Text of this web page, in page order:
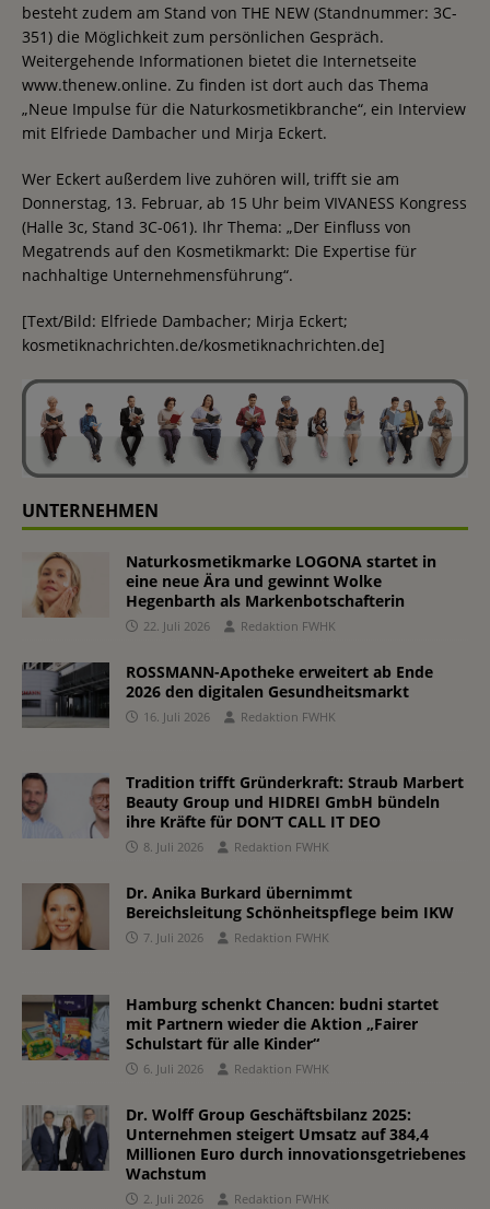
besteht zudem am Stand von THE NEW (Standnummer: 3C-
351) die Möglichkeit zum persönlichen Gespräch.
Weitergehende Informationen bietet die Internetseite
www.thenew.online. Zu finden ist dort auch das Thema
„Neue Impulse für die Naturkosmetikbranche“, ein Interview
mit Elfriede Dambacher und Mirja Eckert.
Wer Eckert außerdem live zuhören will, trifft sie am
Donnerstag, 13. Februar, ab 15 Uhr beim VIVANESS Kongress
(Halle 3c, Stand 3C-061). Ihr Thema: „Der Einfluss von
Megatrends auf den Kosmetikmarkt: Die Expertise für
nachhaltige Unternehmensführung“.
[Text/Bild: Elfriede Dambacher; Mirja Eckert;
kosmetiknachrichten.de/kosmetiknachrichten.de]
UNTERNEHMEN
Naturkosmetikmarke LOGONA startet in
eine neue Ära und gewinnt Wolke
Hegenbarth als Markenbotschafterin
22. Juli 2026 Redaktion FWHK
ROSSMANN-Apotheke erweitert ab Ende
2026 den digitalen Gesundheitsmarkt
16. Juli 2026 Redaktion FWHK
Tradition trifft Gründerkraft: Straub Marbert
Beauty Group und HIDREI GmbH bündeln
ihre Kräfte für DON’T CALL IT DEO
8. Juli 2026 Redaktion FWHK
Dr. Anika Burkard übernimmt
Bereichsleitung Schönheitspflege beim IKW
7. Juli 2026 Redaktion FWHK
Hamburg schenkt Chancen: budni startet
mit Partnern wieder die Aktion „Fairer
Schulstart für alle Kinder“
6. Juli 2026 Redaktion FWHK
Dr. Wolff Group Geschäftsbilanz 2025:
Unternehmen steigert Umsatz auf 384,4
Millionen Euro durch innovationsgetriebenes
Wachstum
2. Juli 2026 Redaktion FWHK